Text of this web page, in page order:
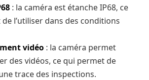
: la caméra est étanche IP68, ce
l’utiliser dans des conditions
vidéo : la caméra permet
des vidéos, ce qui permet de
trace des inspections.